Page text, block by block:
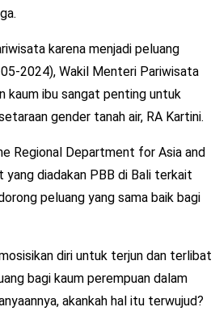
karena menjadi peluang
2024), Wakil Menteri Pariwisata
kaum ibu sangat penting untuk
gender tanah air, RA Kartini.
Regional Department for Asia and
diadakan PBB di Bali terkait
peluang yang sama baik bagi
diri untuk terjun dan terlibat
bagi kaum perempuan dalam
akankah hal itu terwujud?